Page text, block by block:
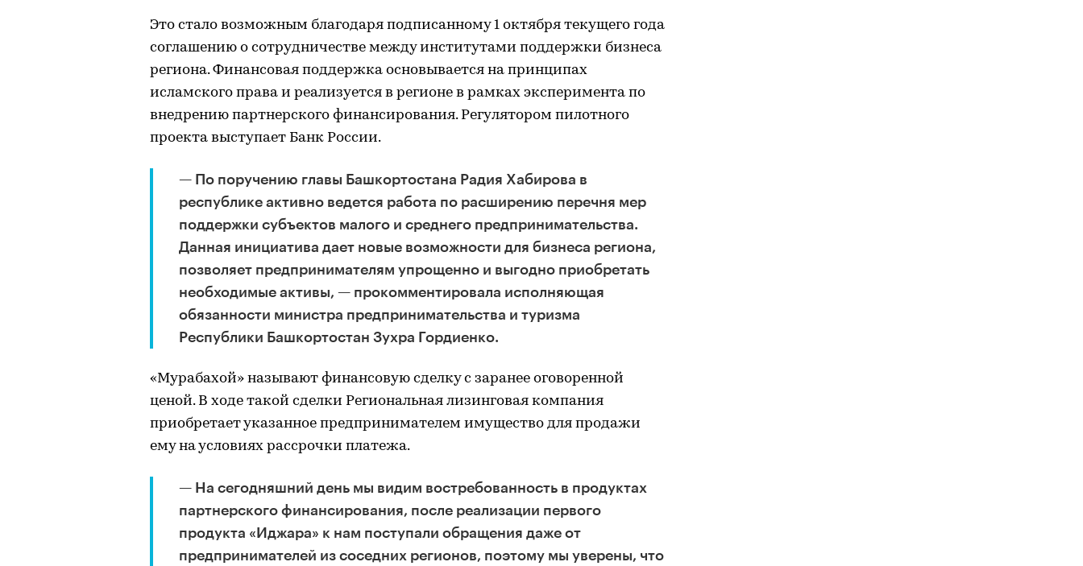
Это стало возможным благодаря подписанному 1 октября текущего года
соглашению о сотрудничестве между институтами поддержки бизнеса
региона. Финансовая поддержка основывается на принципах
исламского права и реализуется в регионе в рамках эксперимента по
внедрению партнерского финансирования. Регулятором пилотного
проекта выступает Банк России.
— По поручению главы Башкортостана Радия Хабирова в
республике активно ведется работа по расширению перечня мер
поддержки субъектов малого и среднего предпринимательства.
Данная инициатива дает новые возможности для бизнеса региона,
позволяет предпринимателям упрощенно и выгодно приобретать
необходимые активы, — прокомментировала исполняющая
обязанности министра предпринимательства и туризма
Республики Башкортостан Зухра Гордиенко.
«Мурабахой» называют финансовую сделку с заранее оговоренной
ценой. В ходе такой сделки Региональная лизинговая компания
приобретает указанное предпринимателем имущество для продажи
ему на условиях рассрочки платежа.
— На сегодняшний день мы видим востребованность в продуктах
партнерского финансирования, после реализации первого
продукта «Иджара» к нам поступали обращения даже от
предпринимателей из соседних регионов, поэтому мы уверены, что